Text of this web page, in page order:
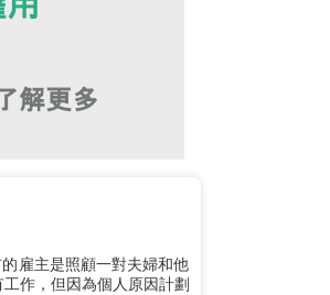
雇主是照顧一對夫婦和他
作，但因為個人原因計劃